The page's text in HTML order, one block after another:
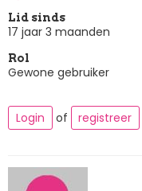
Lid sinds
17 jaar 3 maanden
Rol
Gewone gebruiker
Login of registreer